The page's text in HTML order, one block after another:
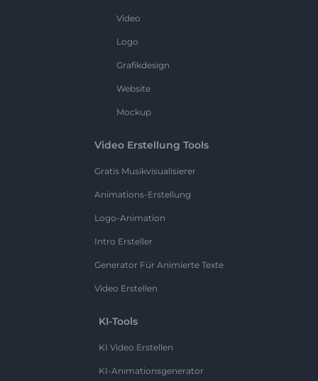
Video
Logo
Grafikdesign
Website
Mockup
Video Erstellung Tools
Gratis Musikvisualisierer
Animations-Erstellung
Logo-Animation
Intro Ersteller
Generator Für Animierte Texte
Video Erstellen
KI-Tools
KI Video Erstellen
KI-Animationsgenerator